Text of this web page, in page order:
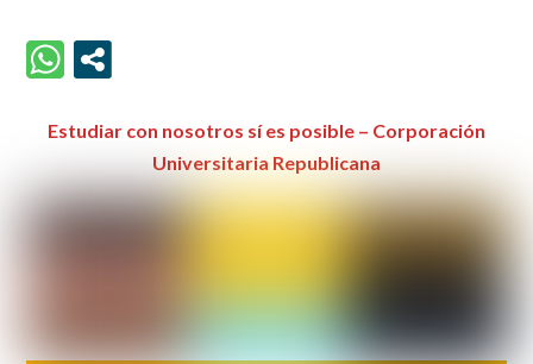
Estudiar con nosotros sí es posible – Corporación
Universitaria Republicana